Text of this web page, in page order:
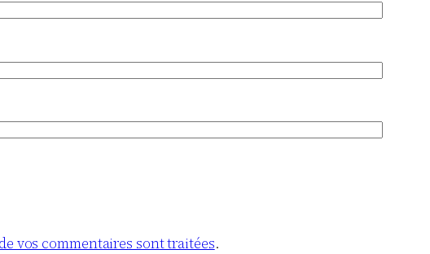
vos commentaires sont traitées.